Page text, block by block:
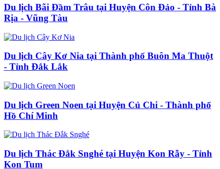
Du lịch Bãi Đầm Trâu tại Huyện Côn Đảo - Tỉnh Bà
Rịa - Vũng Tàu
Du lịch Cây Kơ Nia tại Thành phố Buôn Ma Thuột
- Tỉnh Đắk Lắk
Du lịch Green Noen tại Huyện Củ Chi - Thành phố
Hồ Chí Minh
Du lịch Thác Đắk Snghé tại Huyện Kon Rẫy - Tỉnh
Kon Tum